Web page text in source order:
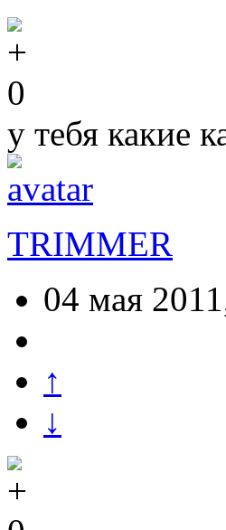
0
у тебя какие
TRIMMER
04 мая
↑
↓